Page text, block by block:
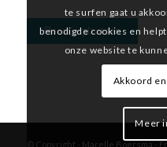
© Copyright - Marelle Boersma -
te surfen gaat u
benodigde cookies en
onze website te
Akkoord
Meer